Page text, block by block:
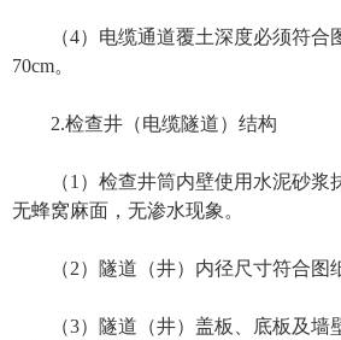
（4）电缆通道覆土深度必须符合
70cm。
2.检查井（电缆隧道）结构
（1）检查井筒内壁使用水泥砂浆
无蜂窝麻面，无渗水现象。
（2）隧道（井）内径尺寸符合图
（3）隧道（井）盖板、底板及墙